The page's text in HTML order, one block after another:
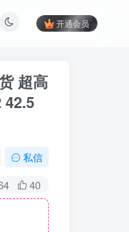
开通会员
超高
42.5
私信
40